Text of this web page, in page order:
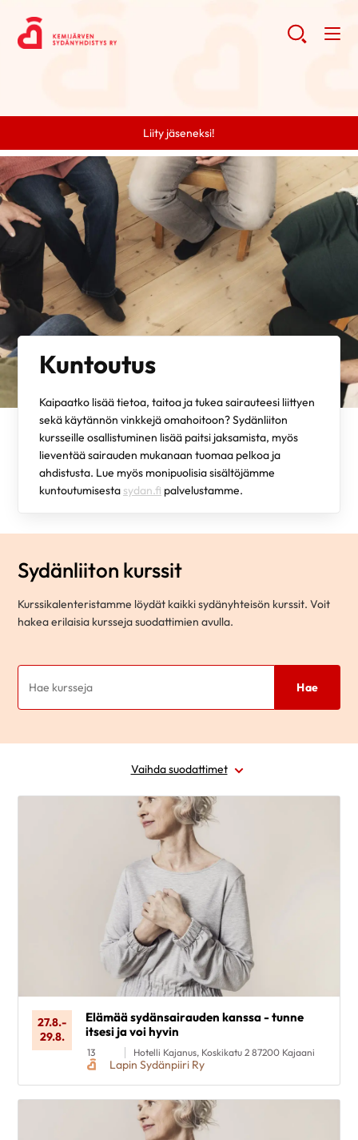
Liity jäseneksi!
Kuntoutus
Kaipaatko lisää tietoa, taitoa ja tukea sairauteesi liittyen
sekä käytännön vinkkejä omahoitoon? Sydänliiton
kursseille osallistuminen lisää paitsi jaksamista, myös
lieventää sairauden mukanaan tuomaa pelkoa ja
ahdistusta. Lue myös monipuolisia sisältöjämme
kuntoutumisesta sydan.fi palvelustamme.
Sydänliiton kurssit
Kurssikalenteristamme löydät kaikki sydänyhteisön kurssit. Voit
hakea erilaisia kursseja suodattimien avulla.
Hae
Vaihda suodattimet
Poista valinnat
27.8.-
29.8.
Elämää sydänsairauden kanssa - tunne
itsesi ja voi hyvin
13 Hotelli Kajanus, Koskikatu 2 87200 Kajaani
Lapin Sydänpiiri Ry